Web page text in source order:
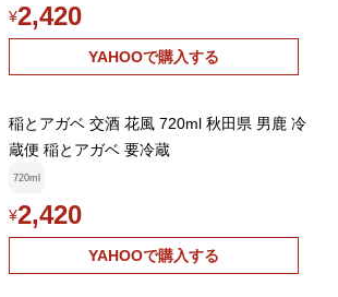
¥2,420
YAHOOで購入する
稲とアガベ 交酒 花風 720ml 秋田県 男鹿 冷
蔵便 稲とアガベ 要冷蔵
720ml
¥2,420
YAHOOで購入する